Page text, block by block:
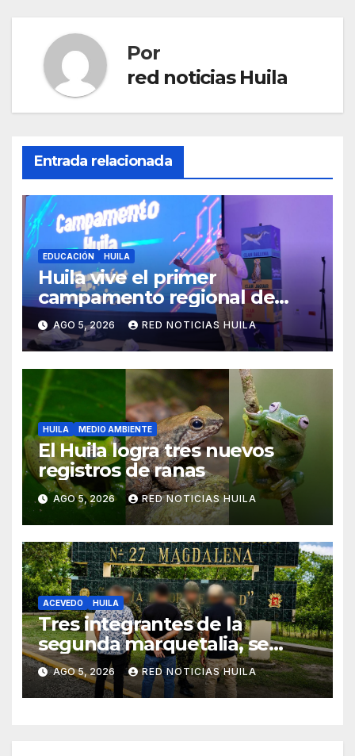
Por
red noticias Huila
Entrada relacionada
EDUCACIÓN HUILA
Huila vive el primer
campamento regional de
Tecnologías Para Aprender
AGO 5, 2026 RED NOTICIAS HUILA
HUILA MEDIO AMBIENTE
El Huila logra tres nuevos
registros de ranas
AGO 5, 2026 RED NOTICIAS HUILA
ACEVEDO HUILA
Tres integrantes de la
segunda marquetalia, se
sometieron a la justicia
AGO 5, 2026 RED NOTICIAS HUILA